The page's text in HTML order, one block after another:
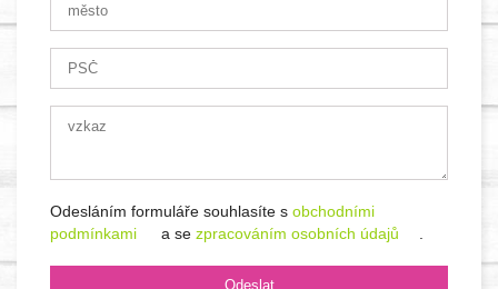
Odesláním formuláře souhlasíte s obchodními
podmínkami
a se zpracováním osobních údajů .